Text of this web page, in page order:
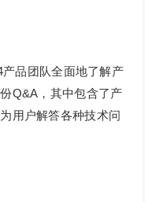
品团队全面地了解产
Q&A，其中包含了产
用户解答各种技术问